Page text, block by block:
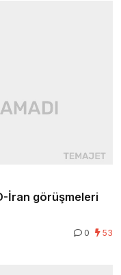
İran görüşmeleri
0 53